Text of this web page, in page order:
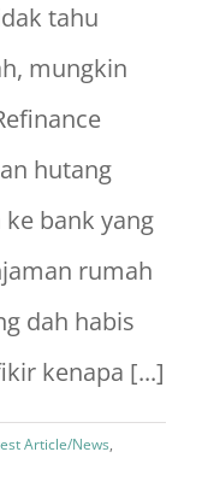
tahu
mungkin
hutang
bank yang
rumah
dah habis
kenapa [...]
Article/News,